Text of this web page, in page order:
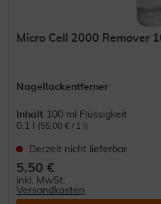
Micro Cell 2000 Remover
Nagellackentferner
Inhalt 100 ml Flüssigkeit
0.1 l
(55,00 € / 1 l)
Derzeit nicht lieferbar
5,50 €
inkl. MwSt.
Versandkosten